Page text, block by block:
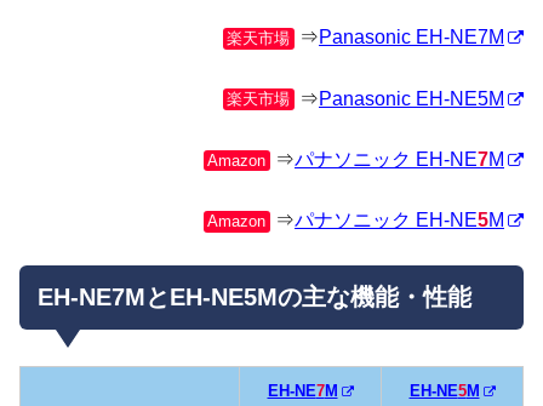
楽天市場 ⇒Panasonic EH-NE7M
楽天市場 ⇒Panasonic EH-NE5M
Amazon ⇒パナソニック EH-NE7M
Amazon ⇒パナソニック EH-NE5M
EH-NE7MとEH-NE5Mの主な機能・性能
EH-NE7M EH-NE5M